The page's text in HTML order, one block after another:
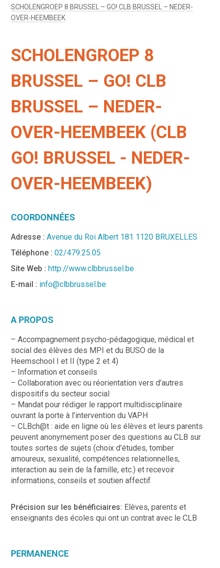
SCHOLENGROEP 8 BRUSSEL – GO! CLB BRUSSEL – NEDER-
OVER-HEEMBEEK
SCHOLENGROEP 8
BRUSSEL – GO! CLB
BRUSSEL – NEDER-
OVER-HEEMBEEK (CLB
GO! BRUSSEL - NEDER-
OVER-HEEMBEEK)
COORDONNÉES
Adresse : Avenue du Roi Albert 181 1120 BRUXELLES
Téléphone :02/479.25.05
Site Web : http://www.clbbrussel.be
E-mail : info@clbbrussel.be
A PROPOS
– Accompagnement psycho-pédagogique, médical et
social des élèves des MPI et du BUSO de la
Heemschool I et II (type 2 et 4)
– Information et conseils
– Collaboration avec ou réorientation vers d’autres
dispositifs du secteur social
– Mandat pour rédiger le rapport multidisciplinaire
ouvrant la porte à l’intervention du VAPH
– CLBch@t : aide en ligne où les élèves et leurs parents
peuvent anonymement poser des questions au CLB sur
toutes sortes de sujets (choix d’études, tomber
amoureux, sexualité, compétences relationnelles,
interaction au sein de la famille, etc.) et recevoir
informations, conseils et soutien affectif
Précision sur les bénéficiaires: Elèves, parents et
enseignants des écoles qui ont un contrat avec le CLB
PERMANENCE